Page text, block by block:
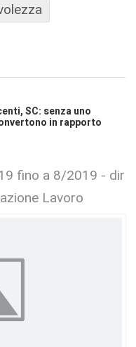
SC: senza uno
in rapporto
fino a 8/2019 -
Lavoro